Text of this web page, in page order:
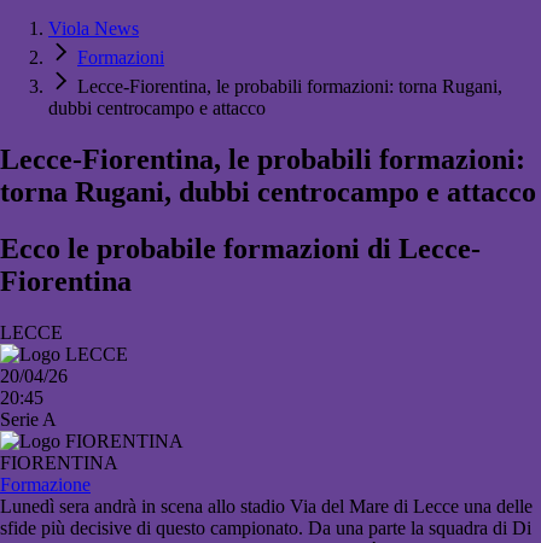
Viola News
Formazioni
Lecce-Fiorentina, le probabili formazioni: torna Rugani,
dubbi centrocampo e attacco
Lecce-Fiorentina, le probabili formazioni:
torna Rugani, dubbi centrocampo e attacco
Ecco le probabile formazioni di Lecce-
Fiorentina
LECCE
20/04/26
20:45
Serie A
FIORENTINA
Formazione
Lunedì sera andrà in scena allo stadio Via del Mare di Lecce una delle
sfide più decisive di questo campionato. Da una parte la squadra di Di